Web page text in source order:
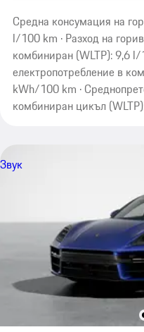
Средна консумация на
l/100 km · Разход на
комбиниран (WLTP): 9,6
електропотребление в
kWh/100 km ·
комбиниран цикъл
Звук